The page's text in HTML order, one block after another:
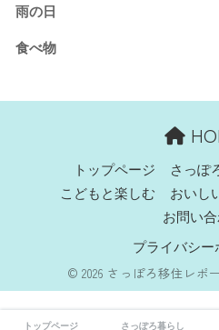
雨の日
食べ物
トップページ さっぽ
こどもと楽しむ
おいし
お問い
プライバシー
© 2026 さっぽろ移住レポ
トップページ さっぽろ暮らし